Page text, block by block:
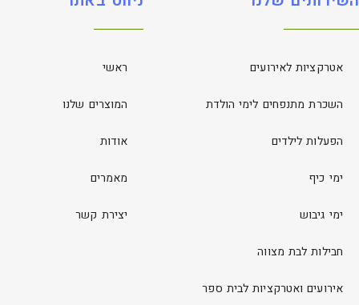
אטרקציות לאירועים
השכרת מתנפחים לימי הולדת
הפעלות לילדים
ימי כיף
ימי גיבוש
חבילות לבת מצווה
אירועים ואטרקציות לבית ספר
ראשי
המוצרים שלנו
אודות
מאמרים
יצירת קשר